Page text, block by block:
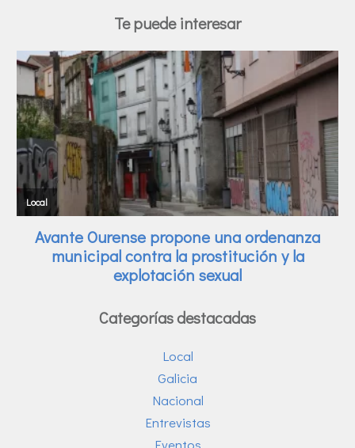
Te puede interesar
Categorías destacadas
Local
Galicia
Nacional
Entrevistas
Eventos